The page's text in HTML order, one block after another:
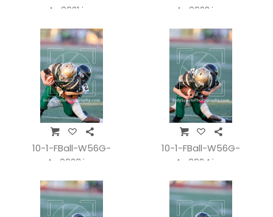
A_0921.jpg
A_0922.jpg
10-1-FBall-W56G-
A_0923.jpg
10-1-FBall-W56G-
A_0924.jpg